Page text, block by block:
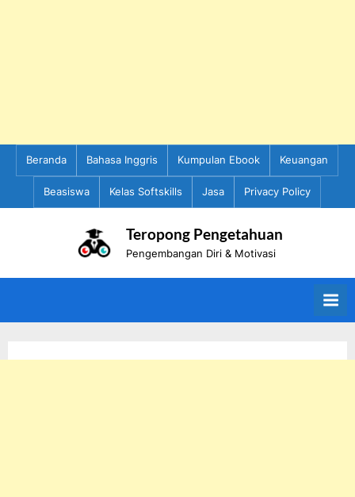
content
Beranda Bahasa Inggris Kumpulan Ebook Keuangan
Beasiswa Kelas Softskills Jasa Privacy Policy
Teropong Pengetahuan
Pengembangan Diri & Motivasi